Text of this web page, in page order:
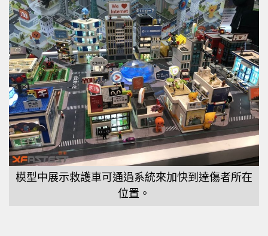
模型中展示救護車可通過系統來加快到達傷者所在
位置。